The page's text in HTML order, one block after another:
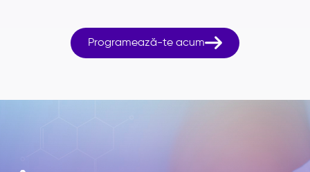
Programează-te acum